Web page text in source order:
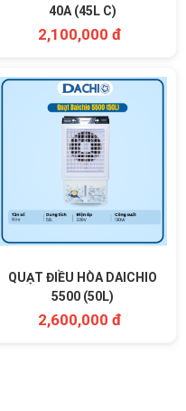
40A (45L C)
2,100,000 đ
QUẠT ĐIỀU HÒA DAICHIO
5500 (50L)
2,600,000 đ